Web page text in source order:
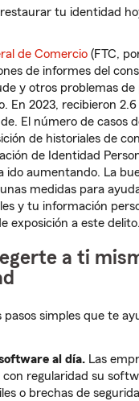
tu identidad
de Comercio (FTC,
de informes del
y otros problemas de
En 2023, recibieron
El número de casos
de historiales de
de Identidad
ido aumentando. La
medidas para
y tu información
exposición a este delito.
a ti
pasos simples que te
al día. Las
regularidad su
o brechas de